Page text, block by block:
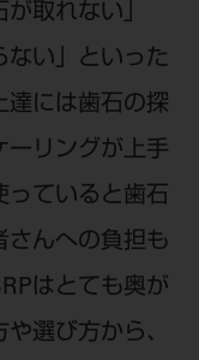
取れない」
ない」といった
達には歯石の探
ーリングが上手
っていると歯石
さんへの負担も
はとても奥が
選び方から、